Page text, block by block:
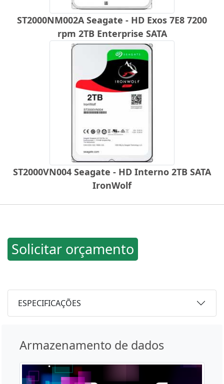
ST2000NM002A Seagate - HD Exos 7E8 7200
rpm 2TB Enterprise SATA
ST2000VN004 Seagate - HD Interno 2TB SATA
IronWolf
Solicitar orçamento
ESPECIFICAÇÕES
Armazenamento de dados